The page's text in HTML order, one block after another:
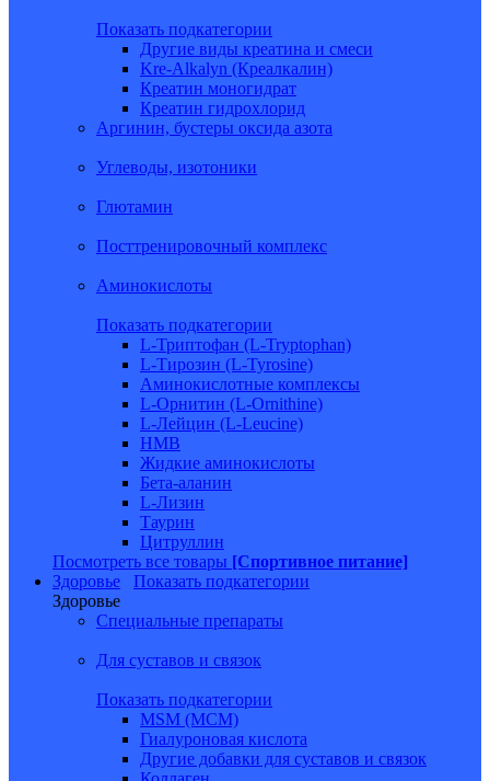
Показать подкатегории
Другие виды креатина и смеси
Kre-Alkalyn (Креалкалин)
Креатин моногидрат
Креатин гидрохлорид
Аргинин, бустеры оксида азота
Углеводы, изотоники
Глютамин
Посттренировочный комплекс
Аминокислоты
Показать подкатегории
L-Триптофан (L-Tryptophan)
L-Тирозин (L-Tyrosine)
Аминокислотные комплексы
L-Орнитин (L-Ornithine)
L-Лейцин (L-Leucine)
HMB
Жидкие аминокислоты
Бета-аланин
L-Лизин
Таурин
Цитруллин
Посмотреть все товары [Спортивное питание]
Здоровье
Показать подкатегории
Здоровье
Специальные препараты
Для суставов и связок
Показать подкатегории
MSM (МСМ)
Гиалуроновая кислота
Другие добавки для суставов и связок